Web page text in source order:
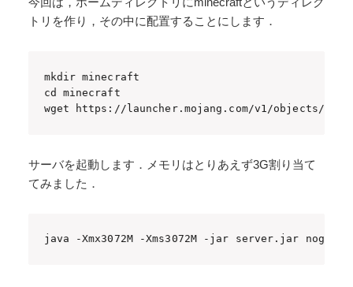
トリを作り，その中に配置することにします．
mkdir minecraft
cd minecraft
wget https://launcher.mojang.com/v1/objects/
サーバを起動します．メモリはとりあえず3G割り当て
てみました．
java -Xmx3072M -Xms3072M -jar server.jar nogui